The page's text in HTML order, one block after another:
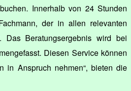
Innerhalb von 24 Stunden
der in allen relevanten
Das Beratungsergebnis wird bei
Diesen Service können
in Anspruch nehmen“, bieten die